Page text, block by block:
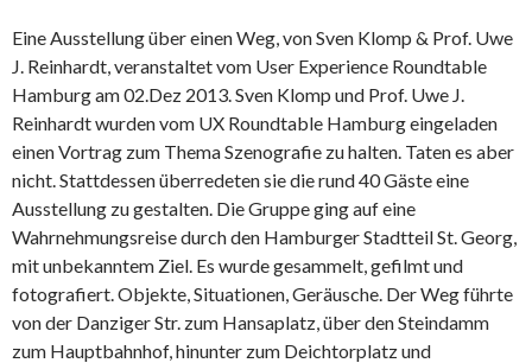
Eine Ausstellung über einen Weg, von Sven Klomp & Prof. Uwe
J. Reinhardt, veranstaltet vom User Experience Roundtable
Hamburg am 02.Dez 2013. Sven Klomp und Prof. Uwe J.
Reinhardt wurden vom UX Roundtable Hamburg eingeladen
einen Vortrag zum Thema Szenografie zu halten. Taten es aber
nicht. Stattdessen überredeten sie die rund 40 Gäste eine
Ausstellung zu gestalten. Die Gruppe ging auf eine
Wahrnehmungsreise durch den Hamburger Stadtteil St. Georg,
mit unbekanntem Ziel. Es wurde gesammelt, gefilmt und
fotografiert. Objekte, Situationen, Geräusche. Der Weg führte
von der Danziger Str. zum Hansaplatz, über den Steindamm
zum Hauptbahnhof, hinunter zum Deichtorplatz und